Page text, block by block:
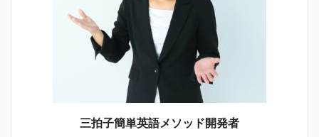
三拍子簡単英語メソッド開発者